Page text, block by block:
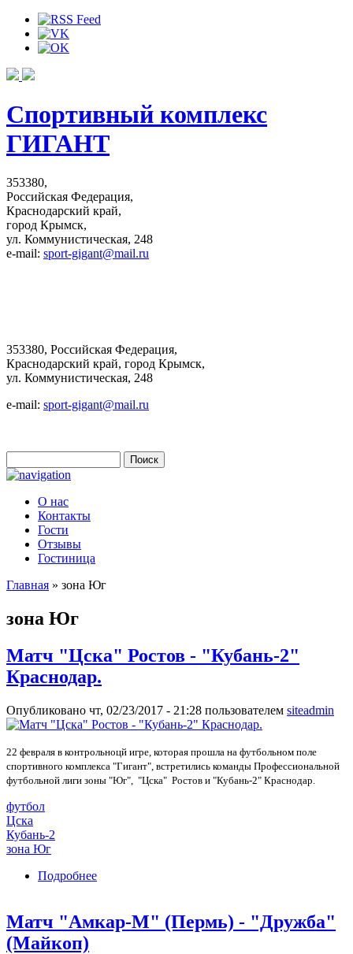
Спортивный комплекс
ГИГАНТ
353380,
Российская Федерация,
Краснодарский край,
город Крымск,
ул. Коммунистическая, 248
e-mail: sport-gigant@mail.ru
353380, Российская Федерация,
Краснодарский край, город Крымск,
ул. Коммунистическая, 248
e-mail: sport-gigant@mail.ru
Форма поиска
О нас
Контакты
Гости
Отзывы
Гостиница
Главная » зона Юг
зона Юг
Матч "Цска" Ростов - "Кубань-2"
Краснодар.
Опубликовано чт, 02/23/2017 - 21:28 пользователем siteadmin
22 февраля в контрольноцй игре, которая прошла на футбольном поле
спортивного комплекса "Гигант", встретились команды Профессиональной
футбольной лиги зоны "Юг", "Цска" Ростов и "Кубань-2" Краснодар.
футбол
Цска
Кубань-2
зона Юг
Подробнее
Матч "Амкар-М" (Пермь) - "Дружба"
(Майкоп)